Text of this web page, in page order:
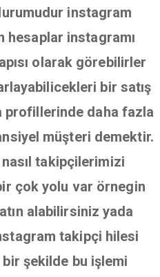
instagram
instagramı
olarak görebilirler
bir satış
profillerinde daha fazla
müşteri demektir.
takipçilerimizi
çok yolu var örnegin
alabilirsiniz yada
takipçi hilesi
bir şekilde bu işlemi